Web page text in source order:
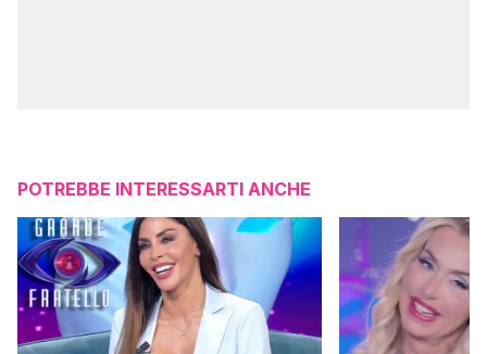
POTREBBE INTERESSARTI ANCHE